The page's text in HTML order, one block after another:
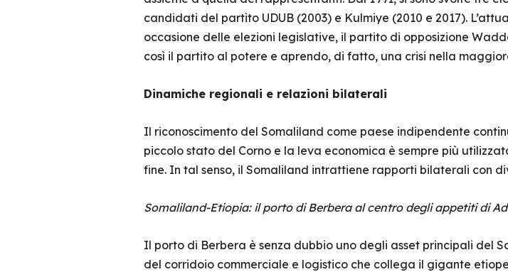
candidati del partito UDUB (2003) e Kulmiye (2010 e 2017).
occasione delle elezioni legislative, il partito di opposizione
così il partito al potere e aprendo, di fatto, una crisi nella
Dinamiche regionali e relazioni bilaterali
Il riconoscimento del Somaliland come paese indipendente
piccolo stato del Corno e la leva economica è sempre più
fine. In tal senso, il Somaliland intrattiene rapporti bilaterali con
Somaliland-Etiopia: il porto di Berbera al centro degli appetiti di
Il porto di Berbera è senza dubbio uno degli asset principali del
del corridoio commerciale e logistico che collega il gigante